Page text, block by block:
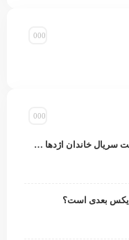
چرا ایگان تارگرین قربانی روایت سریال خاندان اژدها شد؟
ایکس بعدی است؟